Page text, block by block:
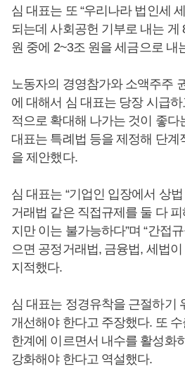
심 대표는 또 “우리나라 법인세
되는데 사회공헌 기부로 내는 게
원 중에 2~3조 원을 세금으로 내
노동자의 경영참가와 소액주주
에 대해서 심 대표는 당장 시급하
적으로 확대해 나가는 것이 좋다
대표는 특례법 등을 제정해 단계
을 제안했다.
심 대표는 “기업인 입장에서 상
거래법 같은 직접규제를 둘 다
지만 이는 불가능하다”며 “간접
으면 공정거래법, 금융법, 세법
지적했다.
심 대표는 정경유착을 근절하기
개선해야 한다고 주장했다. 또
한계에 이르면서 내수를 활성화
강화해야 한다고 역설했다.